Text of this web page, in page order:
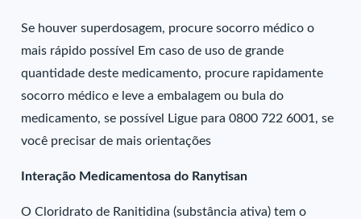
Se houver superdosagem, procure socorro médico o
mais rápido possível Em caso de uso de grande
quantidade deste medicamento, procure rapidamente
socorro médico e leve a embalagem ou bula do
medicamento, se possível Ligue para 0800 722 6001, se
você precisar de mais orientações
Interação Medicamentosa do Ranytisan
O Cloridrato de Ranitidina (substância ativa) tem o